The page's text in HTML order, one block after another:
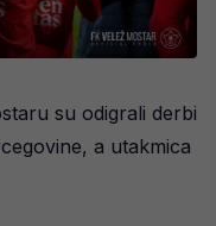
su odigrali derbi
a utakmica